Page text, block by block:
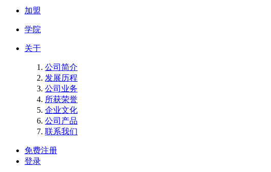
加盟
学院
关于
公司简介
发展历程
公司业务
所获荣誉
企业文化
公司产品
联系我们
免费注册
登录